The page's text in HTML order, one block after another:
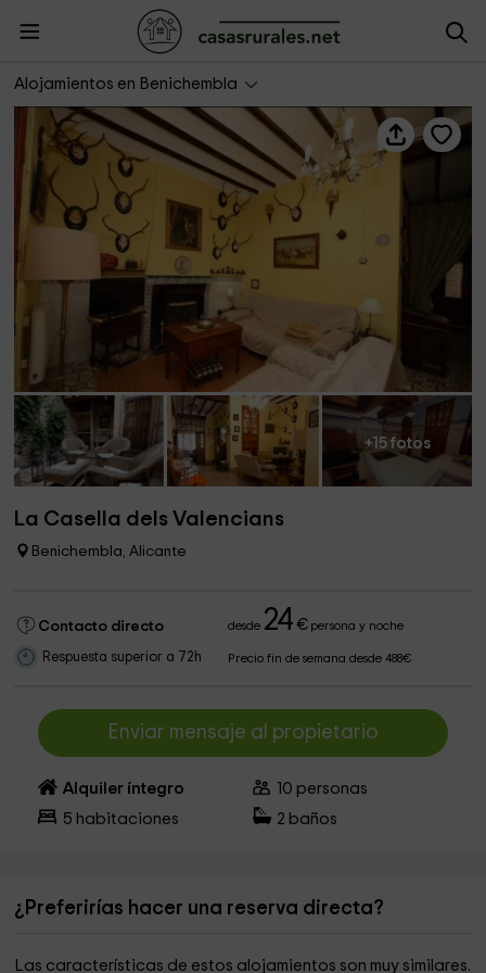
Alojamientos en Benichembla
La Casella dels Valencians
+15 fotos
La Casella dels Valencians
Benichembla, Alicante
Contacto directo desde 24 €persona y noche
Respuesta superior a 72h Precio fin de semana desde 488€
Enviar mensaje al propietario
Alquiler íntegro 10 personas
5 habitaciones 2 baños
¿Preferirías hacer una reserva directa?
Las características de estos alojamientos son muy similares.